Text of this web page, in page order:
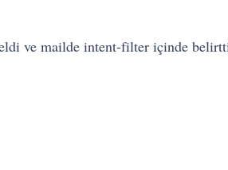
ve mailde intent-filter içinde